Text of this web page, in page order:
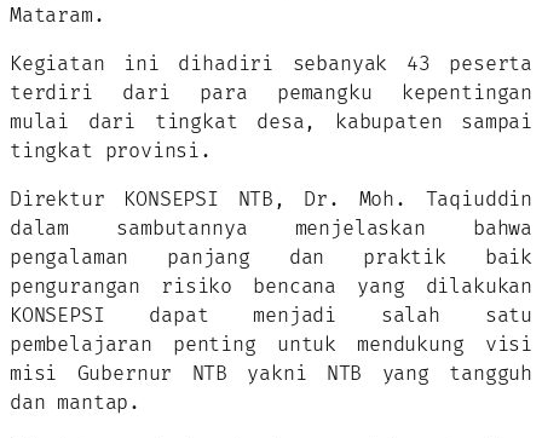
Mataram.
Kegiatan ini dihadiri sebanyak 43 peserta
terdiri dari para pemangku kepentingan
mulai dari tingkat desa, kabupaten sampai
tingkat provinsi.
Direktur KONSEPSI NTB, Dr. Moh. Taqiuddin
dalam sambutannya menjelaskan bahwa
pengalaman panjang dan praktik baik
pengurangan risiko bencana yang dilakukan
KONSEPSI dapat menjadi salah satu
pembelajaran penting untuk mendukung visi
misi Gubernur NTB yakni NTB yang tangguh
dan mantap.